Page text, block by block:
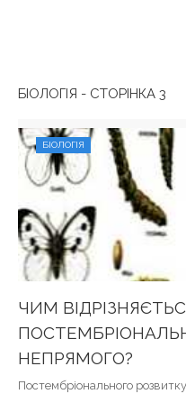
БІОЛОГІЯ - СТОРІНКА 3
БІОЛОГІЯ
ЧИМ
НЕПРЯМОГО?
Постембріонального